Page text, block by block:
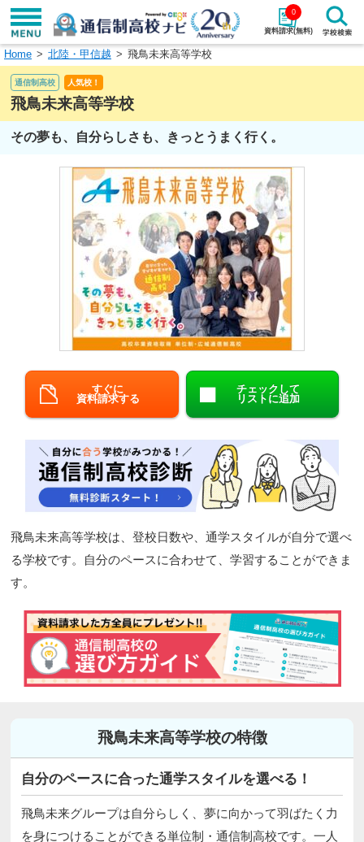
資料請求(無料)
0
学校名で探す
エリアから探す 特徴から探す
エリアを選択して探す
北海道・東北
北陸・甲信越
中国
九州・沖縄
閉じる
Home 北陸・甲信越 飛鳥未来高等学校
通信制高校 人気校！
飛鳥未来高等学校
その夢も、自分らしさも、きっとうまく行く。
すぐに
資料請求する
チェックして
リストに追加
飛鳥未来高等学校は、登校日数や、通学スタイルが自分で選べ
る学校です。自分のペースに合わせて、学習することができま
す。
飛鳥未来高等学校の特徴
自分のペースに合った通学スタイルを選べる！
飛鳥未来グループは自分らしく、夢に向かって羽ばたく力
を身につけることができる単位制・通信制高校です。一人